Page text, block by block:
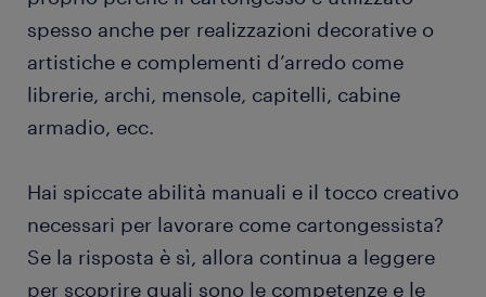
spesso anche per realizzazioni decorative o
artistiche e complementi d’arredo come
librerie, archi, mensole, capitelli, cabine
armadio, ecc.
Hai spiccate abilità manuali e il tocco creativo
necessari per lavorare come cartongessista?
Se la risposta è sì, allora continua a leggere
per scoprire quali sono le competenze e le